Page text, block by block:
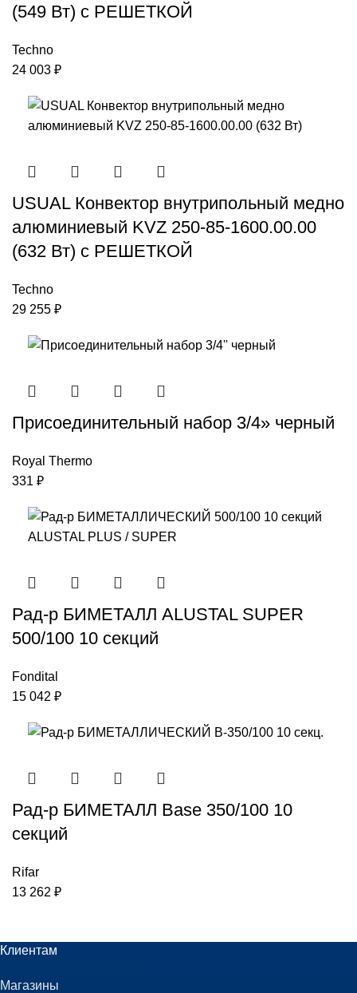
(549 Вт) с РЕШЕТКОЙ
Techno
24 003 ₽
USUAL Конвектор внутрипольный медно
алюминиевый KVZ 250-85-1600.00.00
(632 Вт) с РЕШЕТКОЙ
Techno
29 255 ₽
Присоединительный набор 3/4» черный
Royal Thermo
331 ₽
Рад-р БИМЕТАЛЛ ALUSTAL SUPER
500/100 10 секций
Fondital
15 042 ₽
Рад-р БИМЕТАЛЛ Base 350/100 10
секций
Rifar
13 262 ₽
Клиентам
Магазины